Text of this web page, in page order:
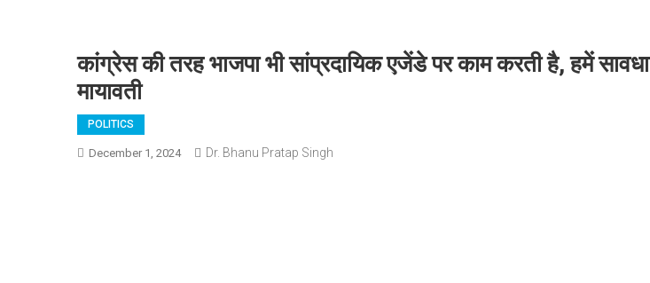
कांग्रेस की तरह भाजपा भी सांप्रदायिक एजेंडे पर काम करती है, हमें
मायावती
POLITICS
December 1, 2024 Dr. Bhanu Pratap Singh